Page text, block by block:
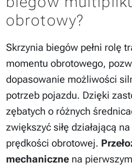
obrotowy?
Skrzynia biegów pełni rolę
momentu obrotowego,
dopasowanie możliwości
potrzeb pojazdu. Dzięki
zębatych o różnych
zwiększyć siłę działającą
prędkości obrotowej.
mechaniczne na